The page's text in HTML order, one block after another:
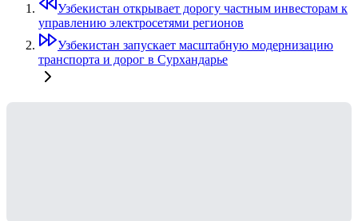
Узбекистан открывает дорогу частным инвесторам к
управлению электросетями регионов
Узбекистан запускает масштабную модернизацию
транспорта и дорог в Сурхандарье